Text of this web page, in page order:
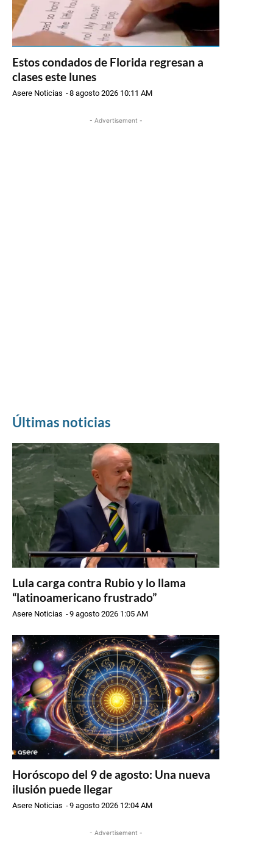
Estos condados de Florida regresan a
clases este lunes
Asere Noticias -8 agosto 2026 10:11 AM
- Advertisement -
Últimas noticias
Lula carga contra Rubio y lo llama
“latinoamericano frustrado”
Asere Noticias -9 agosto 2026 1:05 AM
Horóscopo del 9 de agosto: Una nueva
ilusión puede llegar
Asere Noticias -9 agosto 2026 12:04 AM
- Advertisement -